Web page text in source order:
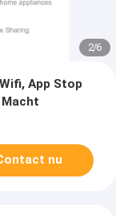
2/6
App Stop
nu